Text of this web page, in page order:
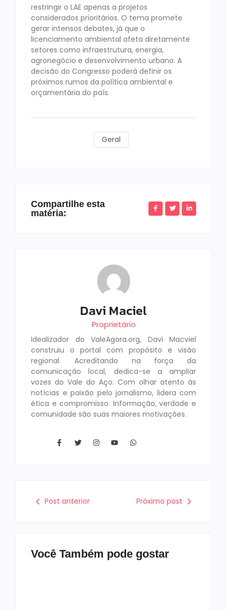
restringir o LAE apenas a projetos
considerados prioritários. O tema promete
gerar intensos debates, já que o
licenciamento ambiental afeta diretamente
setores como infraestrutura, energia,
agronegócio e desenvolvimento urbano. A
decisão do Congresso poderá definir os
próximos rumos da política ambiental e
orçamentária do país.
Geral
Compartilhe esta
matéria:
Davi Maciel
Proprietário
Idealizador do ValeAgora.org, Davi Macviel
construiu o portal com propósito e visão
regional. Acreditando na força da
comunicação local, dedica-se a ampliar
vozes do Vale do Aço. Com olhar atento às
notícias e paixão pelo jornalismo, lidera com
ética e compromisso. Informação, verdade e
comunidade são suas maiores motivações.
Post anterior Próximo post
Você Também pode gostar